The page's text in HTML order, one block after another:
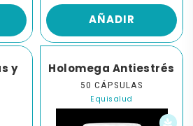
AÑADIR
y Holomega Antiestrés
50 CÁPSULAS
Equisalud